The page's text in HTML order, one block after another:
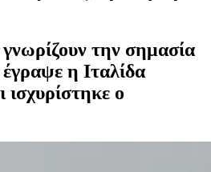
την σημασία
η Ιταλίδα
ο